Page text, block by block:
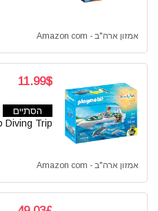
אמזון ארה"ב - Amazon com
11.99$
הסתיים
Diving Trip סירה עם דולפינים וצוללן
אמזון ארה"ב - Amazon com